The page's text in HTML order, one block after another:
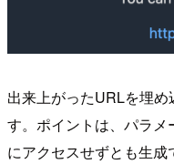
出来上がったURLを埋め
す。ポイントは、パラ
にアクセスせずとも生成